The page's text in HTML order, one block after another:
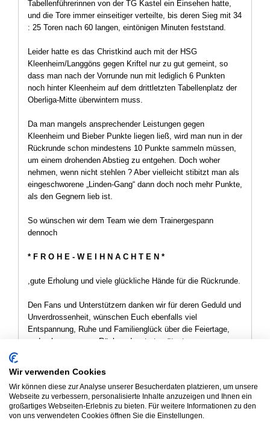
Tabellenführerinnen von der TG Kastel ein Einsehen hatte,
und die Tore immer einseitiger verteilte, bis deren Sieg mit 34
: 25 Toren nach 60 langen, eintönigen Minuten feststand.
Leider hatte es das Christkind auch mit der HSG
Kleenheim/Langgöns gegen Kriftel nur zu gut gemeint, so
dass man nach der Vorrunde nun mit lediglich 6 Punkten
noch hinter Kleenheim auf dem drittletzten Tabellenplatz der
Oberliga-Mitte überwintern muss.
Da man mangels ansprechender Leistungen gegen
Kleenheim und Bieber Punkte liegen ließ, wird man nun in der
Rückrunde schon mindestens 10 Punkte sammeln müssen,
um einem drohenden Abstieg zu entgehen. Doch woher
nehmen, wenn nicht stehlen ? Aber vielleicht stibitzt man als
eingeschworene „Linden-Gang“ dann doch noch mehr Punkte,
als den Gegnern lieb ist.
So wünschen wir dem Team wie dem Trainergespann
dennoch
* F R O H E - W E I H N A C H T E N *
,gute Erholung und viele glückliche Hände für die Rückrunde.
Den Fans und Unterstützern danken wir für deren Geduld und
Unverdrossenheit, wünschen Euch ebenfalls viel
Entspannung, Ruhe und Familienglück über die Feiertage,
und sehen uns zum Rückrundenstart spätestens am
OL-Mitte - Frauen 1: HSG Linden vs. TuS Kriftel
Zurück
Wir verwenden Cookies
Wir können diese zur Analyse unserer Besucherdaten platzieren, um unsere
Webseite zu verbessern, personalisierte Inhalte anzuzeigen und Ihnen ein
großartiges Webseiten-Erlebnis zu bieten. Für weitere Informationen zu den
von uns verwendeten Cookies öffnen Sie die Einstellungen.